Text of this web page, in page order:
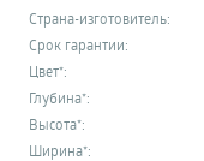
Страна-изготовитель:
Срок гарантии:
Цвет*:
Глубина*:
Высота*:
Ширина*: